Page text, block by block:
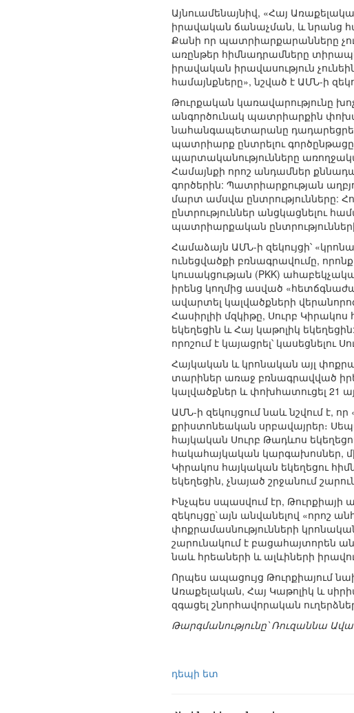
Այնուամենայնիվ, «Հայ
իրավական ճանաչման, և նրանց
Քանի որ պատրիարքարանները
առընթեր հիմնադրամները
իրավական իրավասություն
համայնքները», նշված է ԱՄՆ-ի
Թուրքական կառավարությունը
անգործունակ պատրիարքին
նահանգապետարանը դադարեցրել
պատրիարք ընտրելու
պարտականությունները
Համայնքի որոշ անդամներ
գործերին: Պատրիարքության
մարտ ամսվա ընտրությունները:
ընտրություններ անցկացնելու
պատրիարքական
Համաձայն ԱՄՆ-ի զեկույցի՝
ունեցվածքի բռնագրավումը,
կուսակցության (PKK)
իրենց կողմից ասված
ավարտել կալվածքների
Հասիրլիի մզկիթը, Սուրբ
եկեղեցին և Հայ կաթոլիկ
որոշում է կայացրել՝ կասեցնելու
Հայկական և կրոնական այլ
տարիներ առաջ բռնագրավված
կալվածքներ և փոխհատուցել 21
ԱՄՆ-ի զեկույցում նաև նշվում է,
քրիստոնեական սրբավայրեր։
հայկական Սուրբ Թադևոս
հակահայկական կարգախոսներ,
Կիրակոս հայկական եկեղեցու
եկեղեցին, չնայած շրջանում
Ինչպես սպասվում էր,
զեկույցը`այն անվանելով «որոշ
փոքրամասնությունների
շարունակում է բացահայտորեն
նաև հրեաների և ալևիների
Որպես ապացույց Թուրքիայում
Առաքելական, Հայ Կաթոլիկ և
զգացել շնորհավորական
Թարգմանությունը՝ Ռուզաննա
դեպի ետ